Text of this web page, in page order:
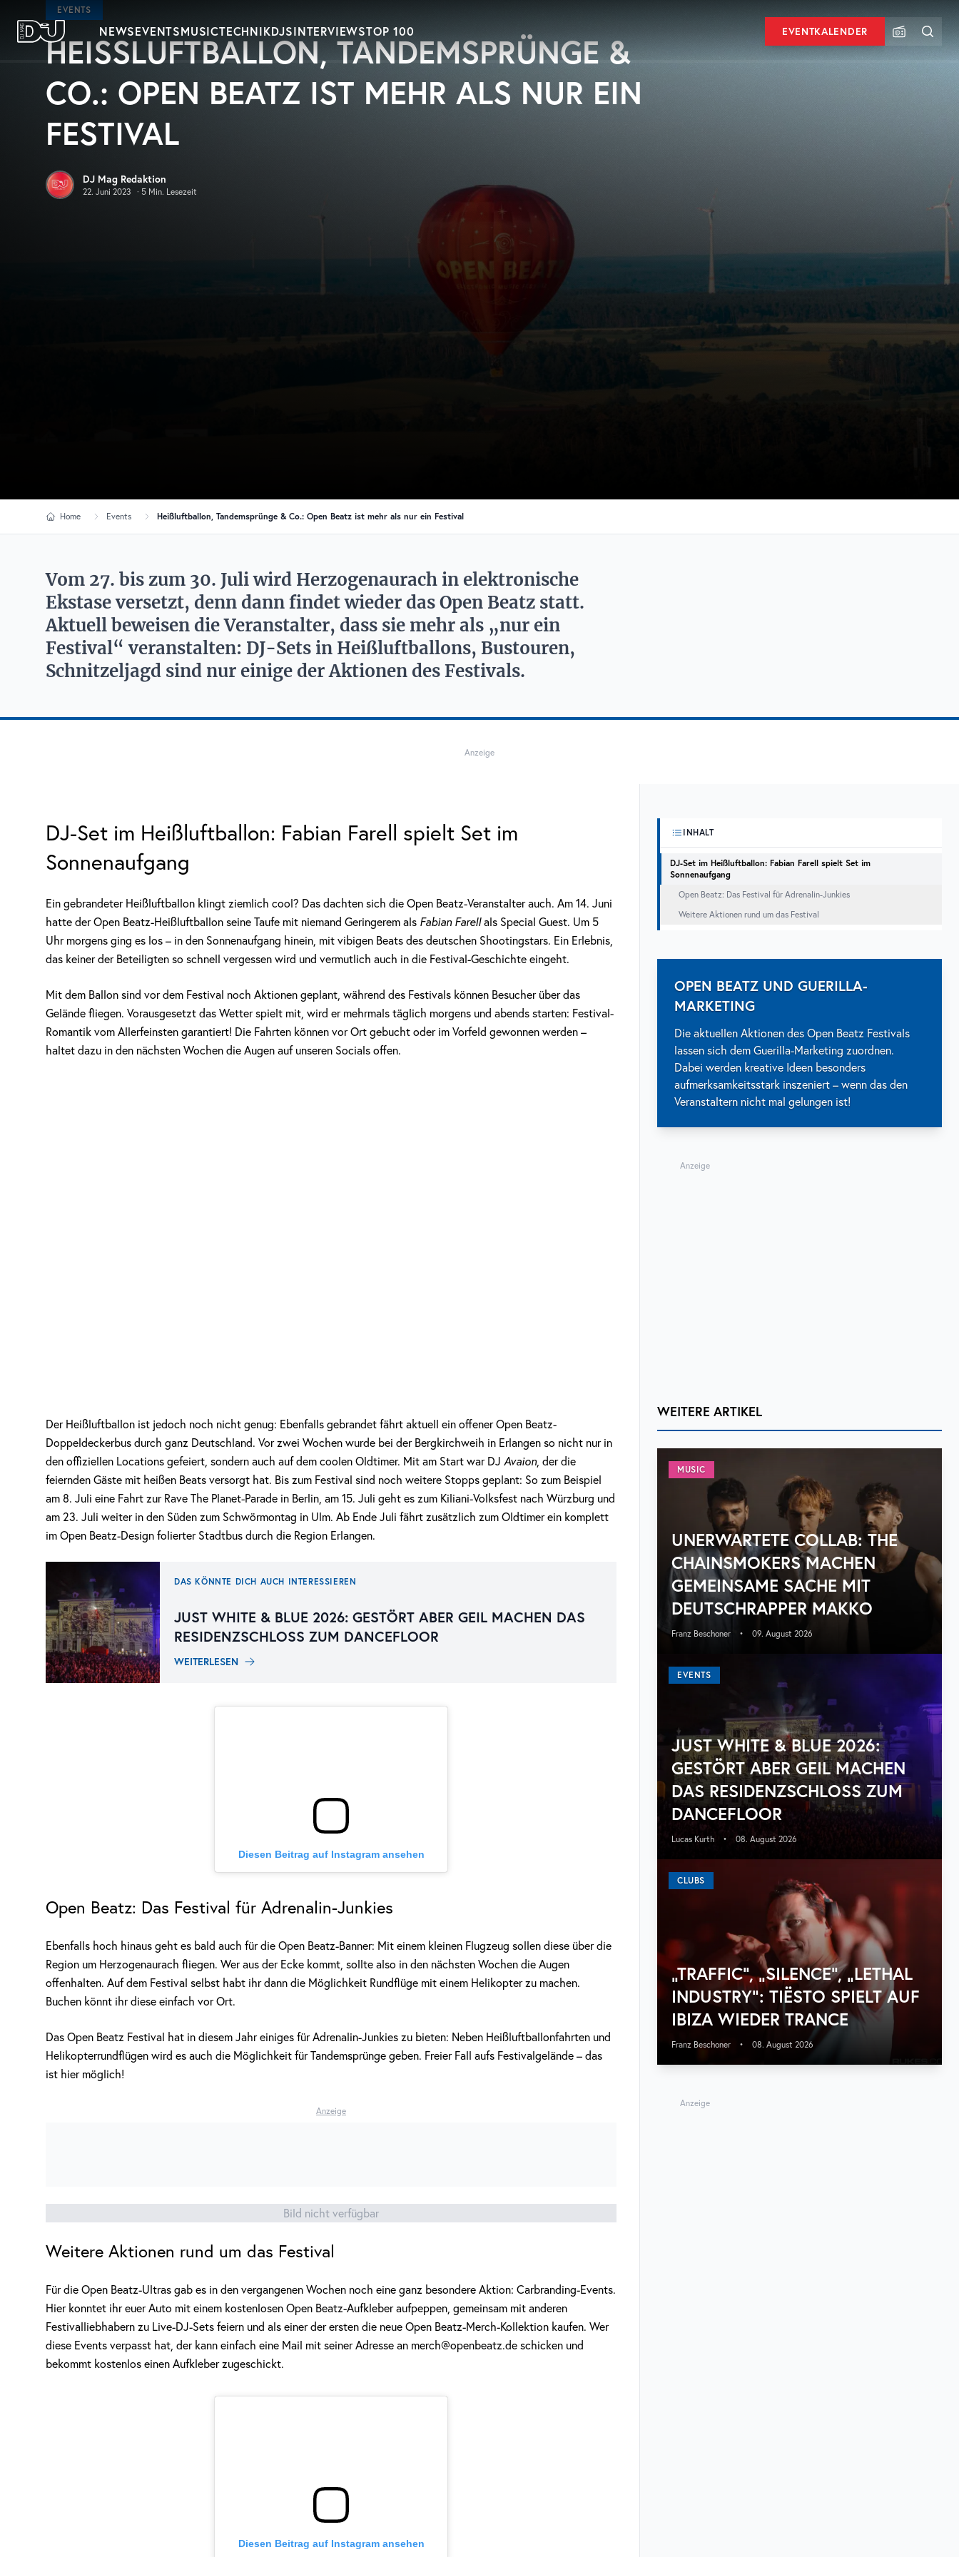
Zum Hauptinhalt springen
DJ Mag Germany
NEWSEVENTSMUSICTECHNIKDJSINTERVIEWSTOP 100 EVENTKALENDER
EVENTS
HEISSLUFTBALLON, TANDEMSPRÜNGE & C
O.: OPEN BEATZ IST MEHR ALS NUR EIN F
ESTIVAL
DJ Mag Redaktion
22. Juni 2023 · 5 Min. Lesezeit
Home Events Heißluftballon, Tandemsprünge & Co.: Open Beatz ist mehr als nur ein Festival
Vom 27. bis zum 30. Juli wird Herzogenaurach in elektronische
Ekstase versetzt, denn dann findet wieder das Open Beatz statt.
Aktuell beweisen die Veranstalter, dass sie mehr als „nur ein
Festival“ veranstalten: DJ-Sets in Heißluftballons, Bustouren,
Schnitzeljagd sind nur einige der Aktionen des Festivals.
Anzeige
DJ-Set im Heißluftballon: Fabian Farell spielt Set im
Sonnenaufgang
Ein gebrandeter Heißluftballon klingt ziemlich cool? Das dachten sich die Open Beatz-Veranstalter auch. Am 14. Juni
hatte der Open Beatz-Heißluftballon seine Taufe mit niemand Geringerem als Fabian Farellals Special Guest. Um 5
Uhr morgens ging es los – in den Sonnenaufgang hinein, mit vibigen Beats des deutschen Shootingstars. Ein Erlebnis,
das keiner der Beteiligten so schnell vergessen wird und vermutlich auch in die Festival-Geschichte eingeht.
Mit dem Ballon sind vor dem Festival noch Aktionen geplant, während des Festivals können Besucher über das
Gelände fliegen. Vorausgesetzt das Wetter spielt mit, wird er mehrmals täglich morgens und abends starten: Festival-
Romantik vom Allerfeinsten garantiert! Die Fahrten können vor Ort gebucht oder im Vorfeld gewonnen werden –
haltet dazu in den nächsten Wochen die Augen auf unseren Socials offen.
Der Heißluftballon ist jedoch noch nicht genug: Ebenfalls gebrandet fährt aktuell ein offener Open Beatz-
Doppeldeckerbus durch ganz Deutschland. Vor zwei Wochen wurde bei der Bergkirchweih in Erlangen so nicht nur in
den offiziellen Locations gefeiert, sondern auch auf dem coolen Oldtimer. Mit am Start war DJ Avaion, der die
feiernden Gäste mit heißen Beats versorgt hat. Bis zum Festival sind noch weitere Stopps geplant: So zum Beispiel
am 8. Juli eine Fahrt zur Rave The Planet-Parade in Berlin, am 15. Juli geht es zum Kiliani-Volksfest nach Würzburg und
am 23. Juli weiter in den Süden zum Schwörmontag in Ulm. Ab Ende Juli fährt zusätzlich zum Oldtimer ein komplett
im Open Beatz-Design folierter Stadtbus durch die Region Erlangen.
DAS KÖNNTE DICH AUCH INTERESSIEREN
JUST WHITE & BLUE 2026: GESTÖRT ABER GEIL MACHEN DAS
RESIDENZSCHLOSS ZUM DANCEFLOOR
WEITERLESEN
Diesen Beitrag auf Instagram ansehen
Open Beatz: Das Festival für Adrenalin-Junkies
Ebenfalls hoch hinaus geht es bald auch für die Open Beatz-Banner: Mit einem kleinen Flugzeug sollen diese über die
Region um Herzogenaurach fliegen. Wer aus der Ecke kommt, sollte also in den nächsten Wochen die Augen
offenhalten. Auf dem Festival selbst habt ihr dann die Möglichkeit Rundflüge mit einem Helikopter zu machen.
Buchen könnt ihr diese einfach vor Ort.
Das Open Beatz Festival hat in diesem Jahr einiges für Adrenalin-Junkies zu bieten: Neben Heißluftballonfahrten und
Helikopterrundflügen wird es auch die Möglichkeit für Tandemsprünge geben. Freier Fall aufs Festivalgelände – das
ist hier möglich!
Anzeige
Bild nicht verfügbar
Weitere Aktionen rund um das Festival
Für die Open Beatz-Ultras gab es in den vergangenen Wochen noch eine ganz besondere Aktion: Carbranding-Events.
Hier konntet ihr euer Auto mit einem kostenlosen Open Beatz-Aufkleber aufpeppen, gemeinsam mit anderen
Festivalliebhabern zu Live-DJ-Sets feiern und als einer der ersten die neue Open Beatz-Merch-Kollektion kaufen. Wer
diese Events verpasst hat, der kann einfach eine Mail mit seiner Adresse an merch@openbeatz.de schicken und
bekommt kostenlos einen Aufkleber zugeschickt.
Diesen Beitrag auf Instagram ansehen
INHALT
DJ-Set im Heißluftballon: Fabian Farell spielt Set im
Sonnenaufgang
Open Beatz: Das Festival für Adrenalin-Junkies
Weitere Aktionen rund um das Festival
OPEN BEATZ UND GUERILLA-
MARKETING
Die aktuellen Aktionen des Open Beatz Festivals
lassen sich dem Guerilla-Marketing zuordnen.
Dabei werden kreative Ideen besonders
aufmerksamkeitsstark inszeniert – wenn das den
Veranstaltern nicht mal gelungen ist!
Anzeige
WEITERE ARTIKEL
MUSIC
UNERWARTETE COLLAB: THE
CHAINSMOKERS MACHEN
GEMEINSAME SACHE MIT
DEUTSCHRAPPER MAKKO
Franz Beschoner • 09. August 2026
EVENTS
JUST WHITE & BLUE 2026:
GESTÖRT ABER GEIL MACHEN
DAS RESIDENZSCHLOSS ZUM
DANCEFLOOR
Lucas Kurth • 08. August 2026
CLUBS
„TRAFFIC“, „SILENCE“, „LETHAL
INDUSTRY“: TIËSTO SPIELT AUF
IBIZA WIEDER TRANCE
Franz Beschoner • 08. August 2026
Anzeige